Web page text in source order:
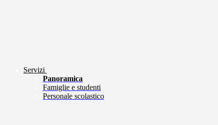
Servizi
Panoramica
Famiglie e studenti
Personale scolastico